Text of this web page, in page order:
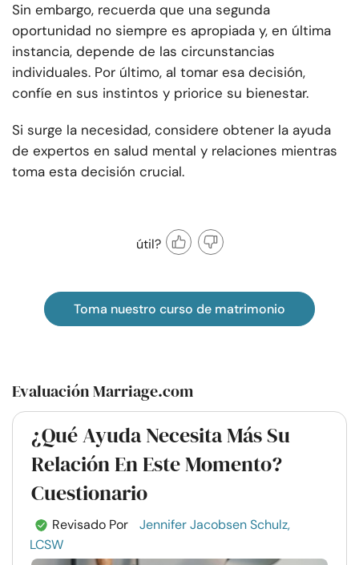
Sin embargo, recuerda que una segunda
oportunidad no siempre es apropiada y, en última
instancia, depende de las circunstancias
individuales. Por último, al tomar esa decisión,
confíe en sus instintos y priorice su bienestar.
Si surge la necesidad, considere obtener la ayuda
de expertos en salud mental y relaciones mientras
toma esta decisión crucial.
útil?
Toma nuestro curso de matrimonio
Evaluación Marriage.com
¿Qué Ayuda Necesita Más Su
Relación En Este Momento?
Cuestionario
Revisado Por
Jennifer Jacobsen Schulz,
LCSW